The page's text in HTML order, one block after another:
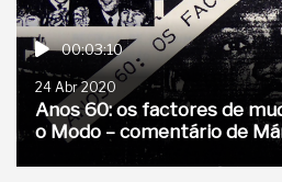
00:03:10
24 Abr 2020
Anos 60: os factores de
o Modo – comentário de